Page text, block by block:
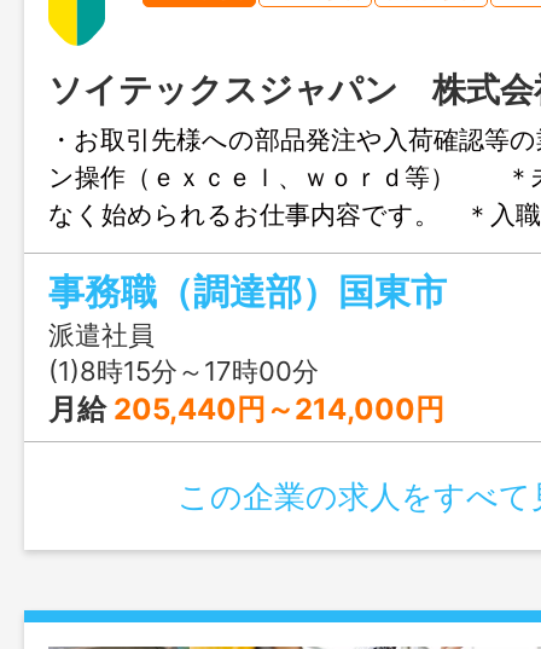
ソイテックスジャパン 株式会
・お取引先様への部品発注や入荷確認等
ン操作（ｅｘｃｅｌ、ｗｏｒｄ等） ＊
なく始められるお仕事内容です。 ＊入
場見学が可能です。 ＊男女年齢問わず
ています。ご気軽にご応募くだ さい
更なし
事務職（調達部）国東市
派遣社員
(1)8時15分～17時00分
月給 205,440円～214,000円
この企業の求人をすべて